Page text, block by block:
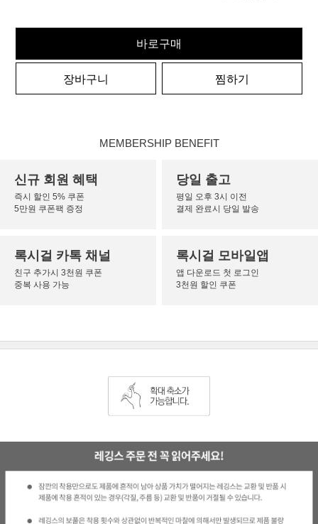
바로구매
장바구니 찜하기
MEMBERSHIP BENEFIT
신규 회원 혜택
즉시 할인 5% 쿠폰
5만원 쿠폰팩 증정
당일 출고
평일 오후 3시 이전
결제 완료시 당일 발송
록시걸 카톡 채널
친구 추가시 3천원 쿠폰
중복 사용 가능
록시걸 모바일앱
앱 다운로드 첫 로그인
3천원 할인 쿠폰